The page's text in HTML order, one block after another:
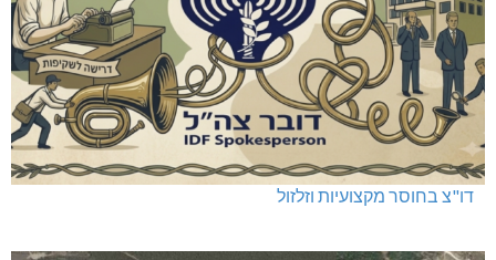
דו"צ בחוסר מקצועיות וזלזול